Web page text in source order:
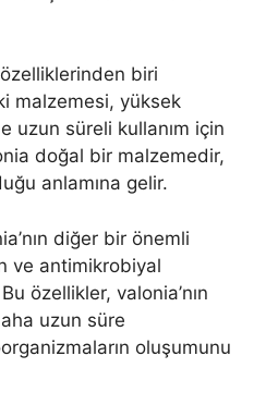
özelliklerinden biri
malzemesi, yüksek
uzun süreli kullanım için
doğal bir malzemedir,
anlamına gelir.
diğer bir önemli
ve antimikrobiyal
özellikler, valonia’nın
uzun süre
oluşumunu